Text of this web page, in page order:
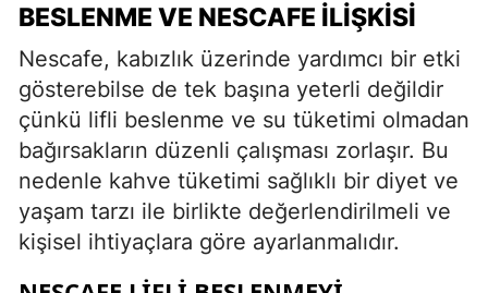
BESLENME VE NESCAFE İLIŞKISI
Nescafe, kabızlık üzerinde yardımcı bir etki
gösterebilse de tek başına yeterli değildir
çünkü lifli beslenme ve su tüketimi olmadan
bağırsakların düzenli çalışması zorlaşır. Bu
nedenle kahve tüketimi sağlıklı bir diyet ve
yaşam tarzı ile birlikte değerlendirilmeli ve
kişisel ihtiyaçlara göre ayarlanmalıdır.